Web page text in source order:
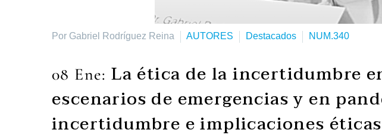
Por Gabriel Rodríguez Reina AUTORES Destacados NUM.340
08 Ene:La ética de la incertidumbre
escenarios de emergencias y en
incertidumbre e implicaciones